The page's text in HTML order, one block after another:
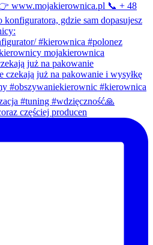
już na pakowanie
częściej producen